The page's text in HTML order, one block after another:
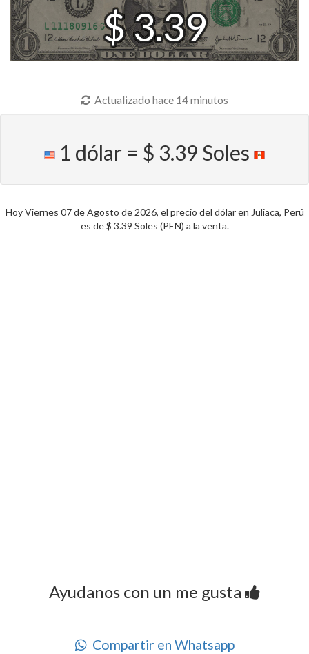
$ 3.39
Actualizado hace 14 minutos
1 dólar = $ 3.39 Soles
Hoy Viernes 07 de Agosto de 2026, el precio del dólar en Juliaca, Perú
es de $ 3.39 Soles (PEN) a la venta.
Ayudanos con un me gusta
Compartir en Whatsapp